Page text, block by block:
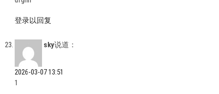
登录以回复
sky说道：
2026-03-07 13:51
1